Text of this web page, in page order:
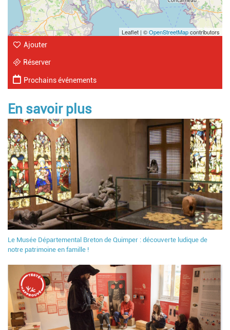
Leaflet | ©OpenStreetMapcontributors
Ajouter
Réserver
Prochains événements
En savoir plus
Le Musée Départemental Breton de Quimper : découverte ludique de
notre patrimoine en famille !